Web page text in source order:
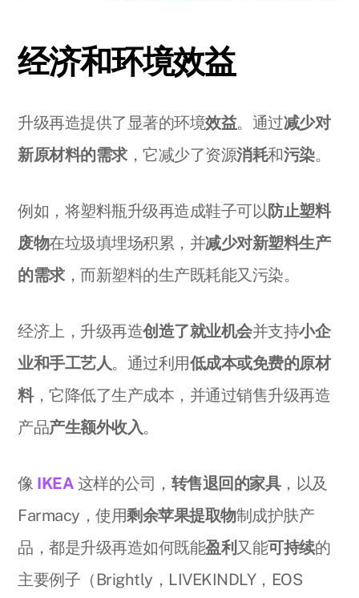
经济和环境效益
升级再造提供了显著的环境效益。通过减少对
新原材料的需求，它减少了资源消耗和污染。
例如，将塑料瓶升级再造成鞋子可以防止塑料
废物在垃圾填埋场积累，并减少对新塑料生产
的需求，而新塑料的生产既耗能又污染。
经济上，升级再造创造了就业机会并支持小企
业和手工艺人。通过利用低成本或免费的原材
料，它降低了生产成本，并通过销售升级再造
产品产生额外收入。
像 IKEA 这样的公司， 转售退回的家具，以及
Farmacy，使用剩余苹果提取物制成护肤产
品，都是升级再造如何既能盈利 又能可持续的
主要例子（Brightly，LIVEKINDLY，EOS